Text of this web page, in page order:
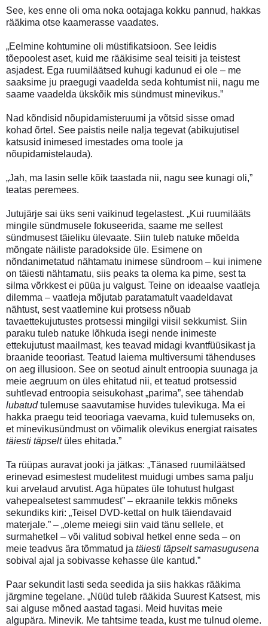
See, kes enne oli oma noka ootajaga kokku pannud, hakkas
rääkima otse kaamerasse vaadates.
„Eelmine kohtumine oli müstifikatsioon. See leidis
tõepoolest aset, kuid me rääkisime seal teisiti ja teistest
asjadest. Ega ruumiläätsed kuhugi kadunud ei ole – me
saaksime ju praegugi vaadelda seda kohtumist nii, nagu me
saame vaadelda ükskõik mis sündmust minevikus.”
Nad kõndisid nõupidamisteruumi ja võtsid sisse omad
kohad õrtel. See paistis neile nalja tegevat (abikujutisel
katsusid inimesed imestades oma toole ja
nõupidamistelauda).
„Jah, ma lasin selle kõik taastada nii, nagu see kunagi oli,”
teatas peremees.
Jutujärje sai üks seni vaikinud tegelastest. „Kui ruumilääts
mingile sündmusele fokuseerida, saame me sellest
sündmusest täieliku ülevaate. Siin tuleb natuke mõelda
mõngate näiliste paradokside üle. Esimene on
nõndanimetatud nähtamatu inimese sündroom – kui inimene
on täiesti nähtamatu, siis peaks ta olema ka pime, sest ta
silma võrkkest ei püüa ju valgust. Teine on ideaalse vaatleja
dilemma – vaatleja mõjutab paratamatult vaadeldavat
nähtust, sest vaatlemine kui protsess nõuab
tavaettekujutustes protsessi mingilgi viisil sekkumist. Siin
paraku tuleb natuke lõhkuda isegi nende inimeste
ettekujutust maailmast, kes teavad midagi kvantfüüsikast ja
braanide teooriast. Teatud laiema multiversumi tähenduses
on aeg illusioon. See on seotud ainult entroopia suunaga ja
meie aegruum on üles ehitatud nii, et teatud protsessid
suhtlevad entroopia seisukohast „parima”, see tähendab
lubatudtulemuse saavutamise huvides tulevikuga. Ma ei
hakka praegu teid teooriaga vaevama, kuid tulemuseks on,
et minevikusündmust on võimalik olevikus energiat raisates
täiesti täpseltüles ehitada.”
Ta rüüpas auravat jooki ja jätkas: „Tänased ruumiläätsed
erinevad esimestest mudelitest muidugi umbes sama palju
kui arvelaud arvutist. Aga hüpates üle tohutust hulgast
vahepealsetest sammudest” – ekraanile tekkis mõneks
sekundiks kiri: „Teisel DVD-kettal on hulk täiendavaid
materjale.” – „oleme meiegi siin vaid tänu sellele, et
surmahetkel – või valitud sobival hetkel enne seda – on
meie teadvus ära tõmmatud ja täiesti täpselt samasugusena
sobival ajal ja sobivasse kehasse üle kantud.”
Paar sekundit lasti seda seedida ja siis hakkas rääkima
järgmine tegelane. „Nüüd tuleb rääkida Suurest Katsest, mis
sai alguse mõned aastad tagasi. Meid huvitas meie
algupära. Minevik. Me tahtsime teada, kust me tulnud oleme.